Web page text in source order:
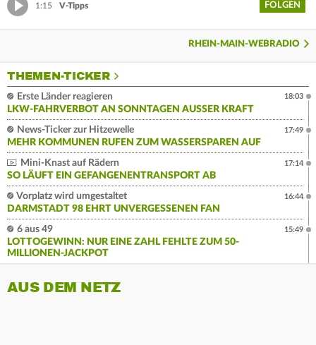
1:15 V-Tipps FOLGEN
RHEIN-MAIN-WEBRADIO
THEMEN-TICKER
Erste Länder reagieren
LKW-FAHRVERBOT AN SONNTAGEN AUSSER KRAFT
18:03
News-Ticker zur Hitzewelle
MEHR KOMMUNEN RUFEN ZUM WASSERSPAREN AUF
17:49
Mini-Knast auf Rädern
SO LÄUFT EIN GEFANGENENTRANSPORT AB
17:14
Vorplatz wird umgestaltet
DARMSTADT 98 EHRT UNVERGESSENEN FAN
16:44
6 aus 49
LOTTOGEWINN: NUR EINE ZAHL FEHLTE ZUM 50-
MILLIONEN-JACKPOT
15:49
AUS DEM NETZ